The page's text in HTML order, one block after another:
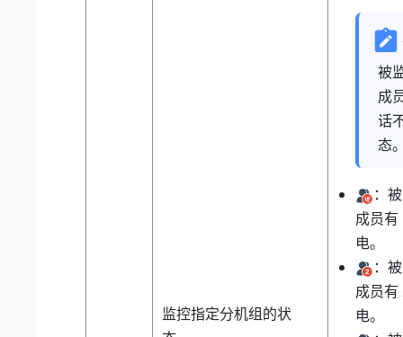
监控指定分机组的状
被
成
话
态
：
成员
电。
：
成员
电。